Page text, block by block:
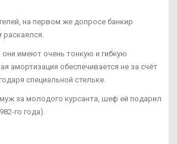
на первом же допросе банкир
раскаялся.
они имеют очень тонкую и гибкую
амортизация обеспечивается не за счёт
специальной стельке.
за молодого курсанта, шеф ей подарил
го года).